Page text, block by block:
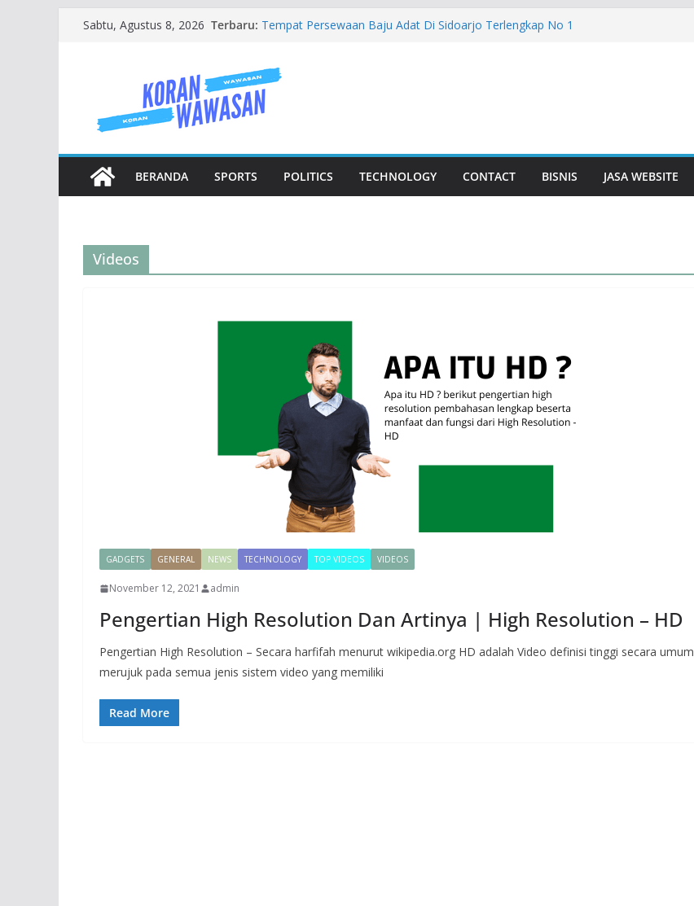
SkipSabtu, Agustus 8, 2026 Terbaru: Tempat Persewaan Baju Adat Di Sidoarjo Terlengkap No 1
Jenis Jenis Karangan Bunga Yang Sering Kita Jumpai
Mengenal Baju Wisuda Lebih Dalam
BERANDA SPORTS POLITICS TECHNOLOGY CONTACT BISNIS JASA WEBSITE
Videos
GADGETS GENERAL NEWS TECHNOLOGY TOP VIDEOS VIDEOS
November 12, 2021 admin
Pengertian High Resolution Dan Artinya | High Resolution – HD
Pengertian High Resolution – Secara harfifah menurut wikipedia.org HD adalah Video definisi tinggi secara umum
merujuk pada semua jenis sistem video yang memiliki
Read More